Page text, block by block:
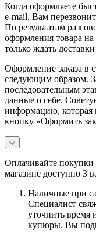
Когда оформляете
e-mail. Вам
По результатам
оформления товара
только ждать
Оформление заказа в
следующим образом.
последовательным
данные о себе.
информацию, которая
кнопку «Оформить
Оплачивайте
магазине доступно 3
Наличные при
Специалист
уточнить время
купюры. Вы